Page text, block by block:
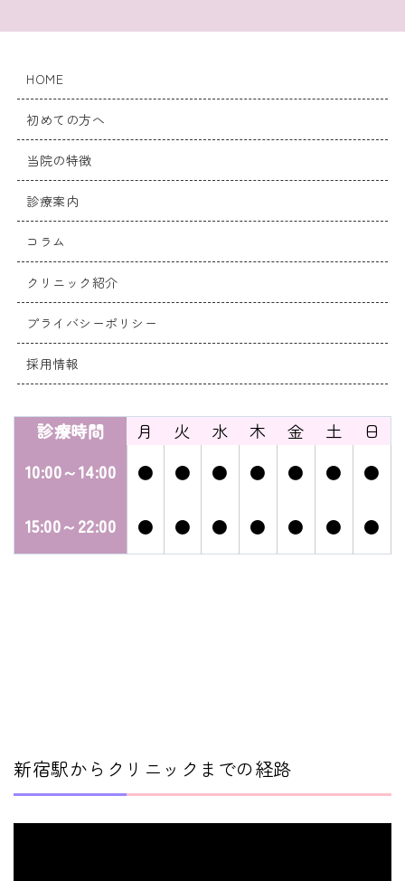
HOME
初めての方へ
当院の特徴
診療案内
コラム
クリニック紹介
プライバシーポリシー
採用情報
診療時間 月 火 水 木 金 土
日
10:00～14:00
● ● ● ● ● ● ●
15:00～22:00 ● ● ● ● ● ● ●
新宿駅からクリニックまでの経路